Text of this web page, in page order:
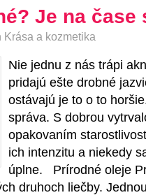
Je na čase
Krása a kozmetika
Nie jednu z nás trápi
pridajú ešte drobné
ostávajú je to o to
správa. S dobrou
opakovaním
ich intenzitu a niekedy
úplne. Prírodné oleje
druhoch liečby.